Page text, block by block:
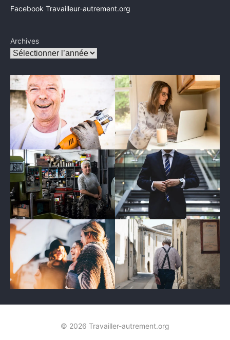
Facebook Travailleur-autrement.org
Archives
© 2026 Travailler-autrement.org